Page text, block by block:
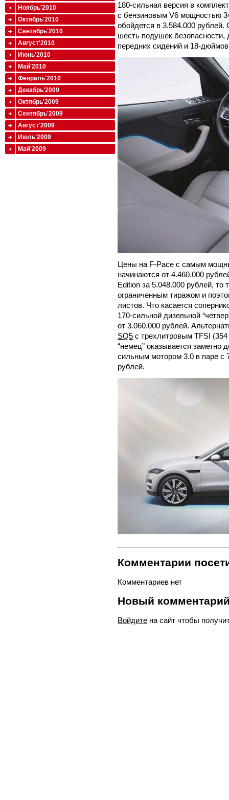
180-сильная версия в
с бензиновым V6 мощностью
обойдется в 3.584.000
шесть подушек безопасности,
передних сидений и 18-
Цены на F-Pace с самым
начинаются от 4.460.000
Edition за 5.048.000 рублей, то
ограниченным тиражом и
листов. Что касается
170-сильной дизельной
от 3.060.000 рублей.
SQ5 с трехлитровым TFSI
“немец” оказывается заметно
сильным мотором 3.0 в паре с
рублей.
Комментарии
Комментариев нет
Новый
Войдите на сайт чтобы
Ноябрь'2010
Октябрь'2010
Сентябрь'2010
Август'2010
Июнь'2010
Май'2010
Февраль'2010
Декабрь'2009
Октябрь'2009
Сентябрь'2009
Август'2009
Июль'2009
Май'2009